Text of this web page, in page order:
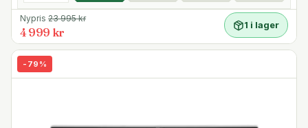
Nypris 23 995kr
4 999 kr
1 i lager
- 79 %